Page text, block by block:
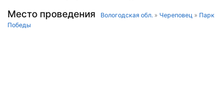
Место проведения Вологодская обл. » Череповец » Парк
Победы